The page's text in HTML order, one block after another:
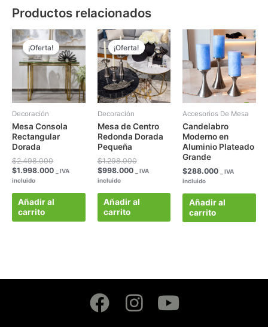
Productos relacionados
¡Oferta!
¡Oferta!
Decoración
Mesa Consola
Rectangular
Dorada
$2.498.000
El
precio
original
era:
$2.498.000.
$1.998.000
El
precio
actual
es:
$1.998.000.
_ IVA
incluido
Añadir al
carrito
¡Oferta!
¡Oferta!
Decoración
Mesa de Centro
Redonda Dorada
Pequeña
$1.298.000
El
precio
original
era:
$1.298.000.
$998.000
El
precio
actual
es:
$998.000.
_ IVA
incluido
Añadir al
carrito
Accesorios De Mesa
Candelabro
Moderno en
Aluminio Plateado
Grande
$288.000
_ IVA
incluido
Añadir al
carrito
Facebook
Instagram
Youtube